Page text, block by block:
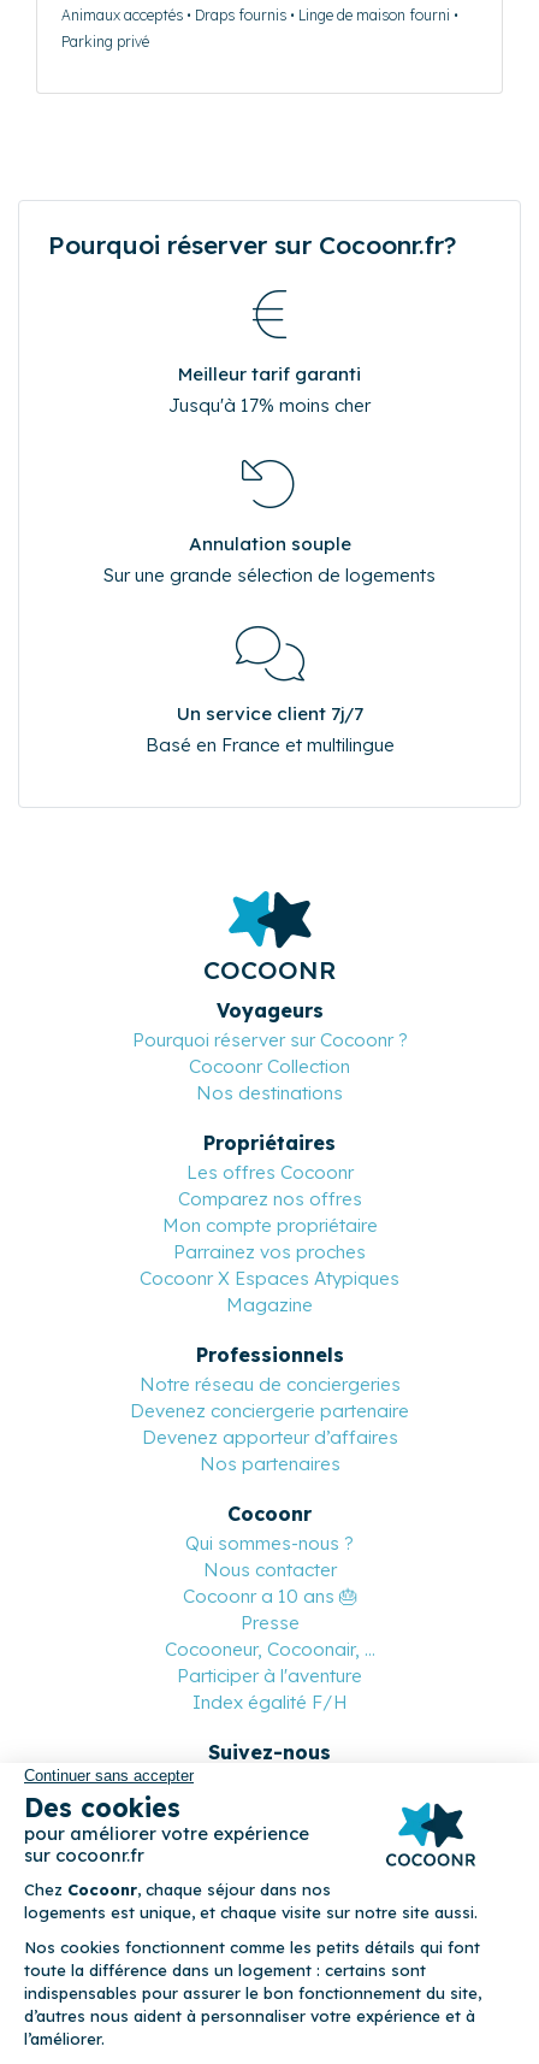
Animaux acceptés • Draps fournis • Linge de maison fourni •
Parking privé
Pourquoi réserver sur Cocoonr.fr?
Meilleur tarif garanti
Jusqu'à 17% moins cher
Annulation souple
Sur une grande sélection de logements
Un service client 7j/7
Basé en France et multilingue
COCOONR
Voyageurs
Pourquoi réserver sur Cocoonr ?
Cocoonr Collection
Nos destinations
Propriétaires
Les offres Cocoonr
Comparez nos offres
Mon compte propriétaire
Parrainez vos proches
Cocoonr X Espaces Atypiques
Magazine
Professionnels
Notre réseau de conciergeries
Devenez conciergerie partenaire
Devenez apporteur d’affaires
Nos partenaires
Cocoonr
Qui sommes-nous ?
Nous contacter
Cocoonr a 10 ans 🎂
Presse
Cocooneur, Cocoonair, ...
Participer à l'aventure
Index égalité F/H
Suivez-nous